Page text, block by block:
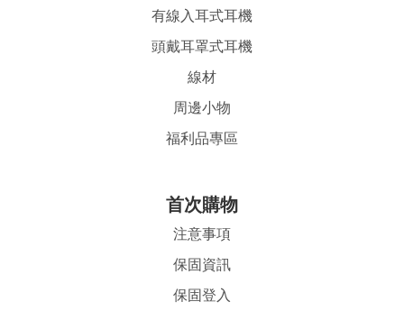
有線入耳式耳機
頭戴耳罩式耳機
線材
周邊小物
福利品專區
首次購物
注意事項
保固資訊
保固登入